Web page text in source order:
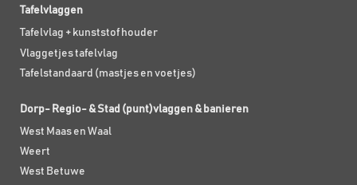
Tafelvlaggen
Tafelvlag + kunststof houder
Vlaggetjes tafelvlag
Tafelstandaard (mastjes en voetjes)
Dorp- Regio- & Stad (punt)vlaggen & banieren
West Maas en Waal
Weert
West Betuwe